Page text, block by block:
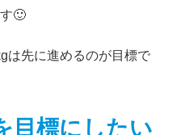
🙂
は先に進めるのが目標で
目標にしたい